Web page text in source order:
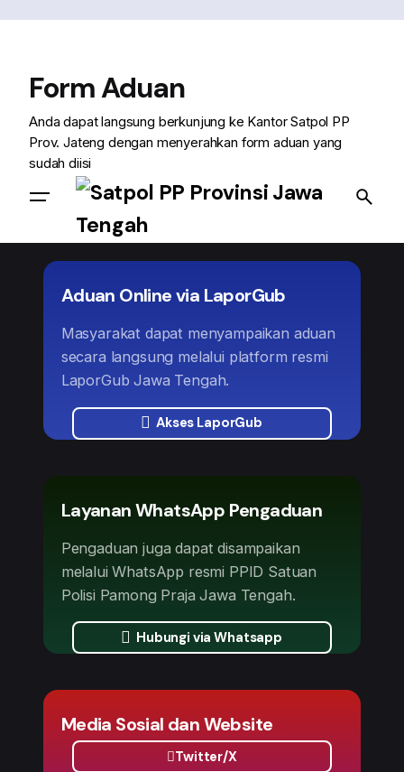
Form Aduan
Anda dapat langsung berkunjung ke Kantor Satpol PP
Prov. Jateng dengan menyerahkan form aduan yang
sudah diisi
Unduh Form
Aduan Online via LaporGub
Masyarakat dapat menyampaikan aduan
secara langsung melalui platform resmi
LaporGub Jawa Tengah.
Akses LaporGub
Layanan WhatsApp Pengaduan
Pengaduan juga dapat disampaikan
melalui WhatsApp resmi PPID Satuan
Polisi Pamong Praja Jawa Tengah.
Hubungi via Whatsapp
Media Sosial dan Website
Twitter/X